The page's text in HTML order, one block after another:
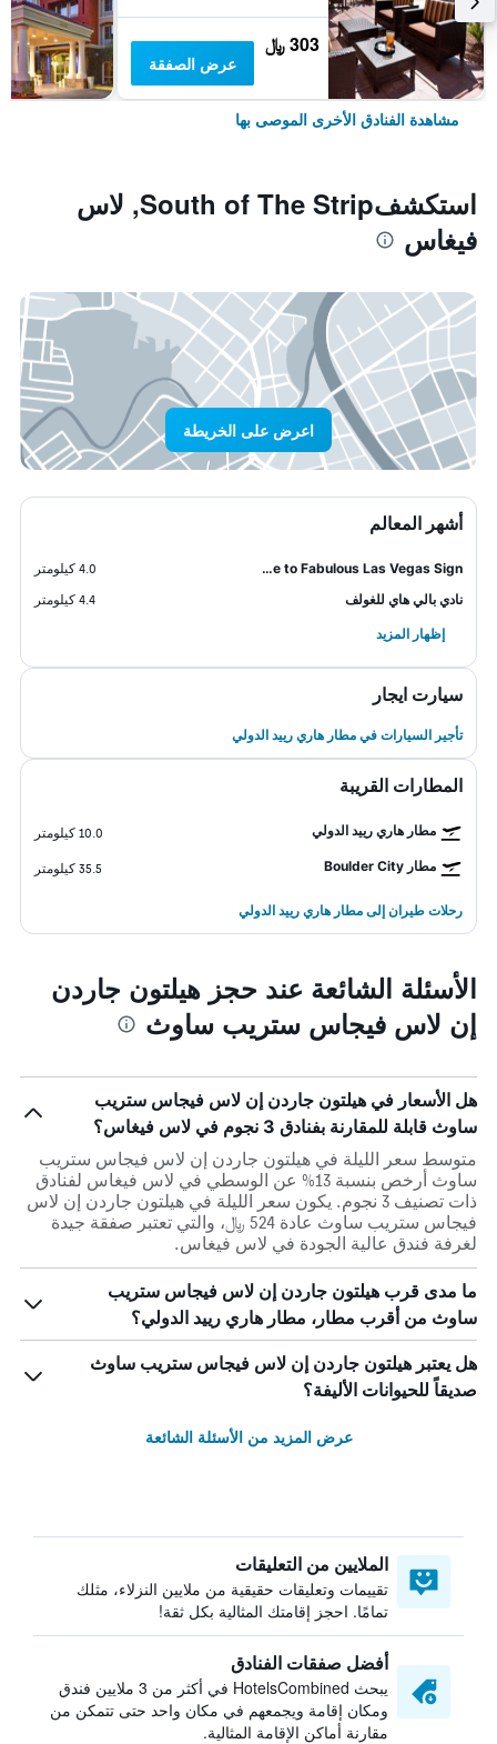
303 ﷼
عرض الصفقة
مشاهدة الفنادق الأخرى الموصى بها
استكشفSouth of The Strip, لاس
فيغاس
اعرض على الخريطة
أشهر المعالم
Welcome to Fabulous Las Vegas Sign
4.0 كيلومتر
نادي بالي هاي للغولف
4.4 كيلومتر
إظهار المزيد
سيارت ايجار
تأجير السيارات في مطار هاري رييد الدولي
المطارات القريبة
مطار هاري رييد الدولي
10.0 كيلومتر
مطار Boulder City
35.5 كيلومتر
رحلات طيران إلى مطار هاري رييد الدولي
الأسئلة الشائعة عند حجز هيلتون جاردن
إن لاس فيجاس ستريب ساوث
هل الأسعار في هيلتون جاردن إن لاس فيجاس ستريب
ساوث قابلة للمقارنة بفنادق 3 نجوم في لاس فيغاس؟
متوسط سعر الليلة في هيلتون جاردن إن لاس فيجاس ستريب
ساوث أرخص بنسبة 13% عن الوسطي في لاس فيغاس لفنادق
ذات تصنيف 3 نجوم. يكون سعر الليلة في هيلتون جاردن إن لاس
فيجاس ستريب ساوث عادة 524 ﷼، والتي تعتبر صفقة جيدة
لغرفة فندق عالية الجودة في لاس فيغاس.
ما مدى قرب هيلتون جاردن إن لاس فيجاس ستريب
ساوث من أقرب مطار، مطار هاري رييد الدولي؟
هل يعتبر هيلتون جاردن إن لاس فيجاس ستريب ساوث
صديقاً للحيوانات الأليفة؟
عرض المزيد من الأسئلة الشائعة
الملايين من التعليقات
تقييمات وتعليقات حقيقية من ملايين النزلاء، مثلك
تمامًا. احجز إقامتك المثالية بكل ثقة!
أفضل صفقات الفنادق
يبحث HotelsCombined في أكثر من 3 ملايين فندق
ومكان إقامة ويجمعهم في مكان واحد حتى تتمكن من
مقارنة أماكن الإقامة المثالية.